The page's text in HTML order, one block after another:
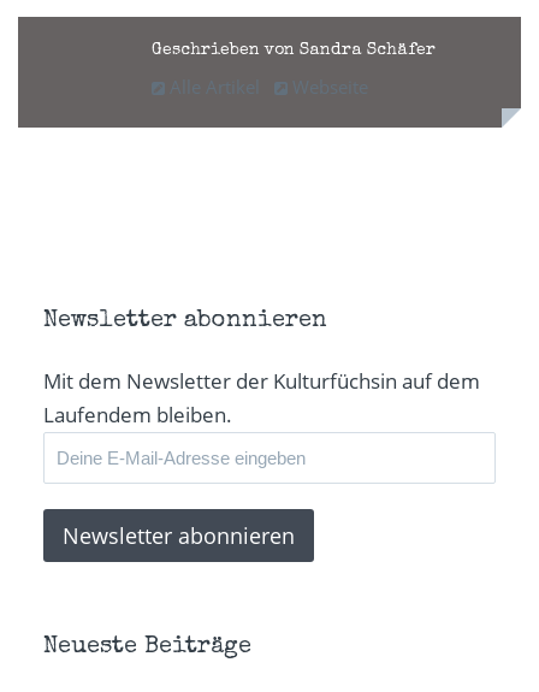
Geschrieben von Sandra Schäfer
Alle Artikel Webseite
Newsletter abonnieren
Mit dem Newsletter der Kulturfüchsin auf dem
Laufendem bleiben.
Neueste Beiträge